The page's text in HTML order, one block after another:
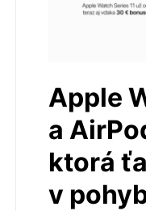
Apple
a
ktorá
v